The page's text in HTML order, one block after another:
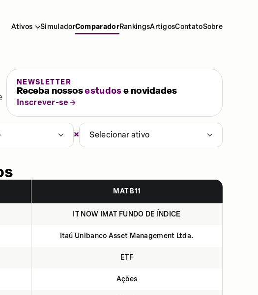
Ativos SimuladorComparadorRankingsArtigosContatoSobre
NEWSLETTER
Receba nossosestudose novidades
Inscrever-se
× Selecionar ativo
MATB11
IT NOW IMAT FUNDO DE ÍNDICE
Itaú Unibanco Asset Management Ltda.
ETF
Ações